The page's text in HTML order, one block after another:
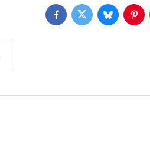
Facebook
TwitterBluesky